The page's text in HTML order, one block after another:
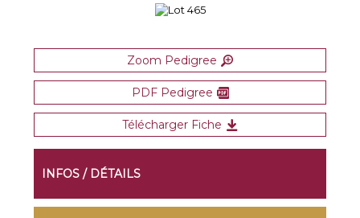
Zoom Pedigree
PDF Pedigree
Télécharger Fiche
INFOS / DÉTAILS